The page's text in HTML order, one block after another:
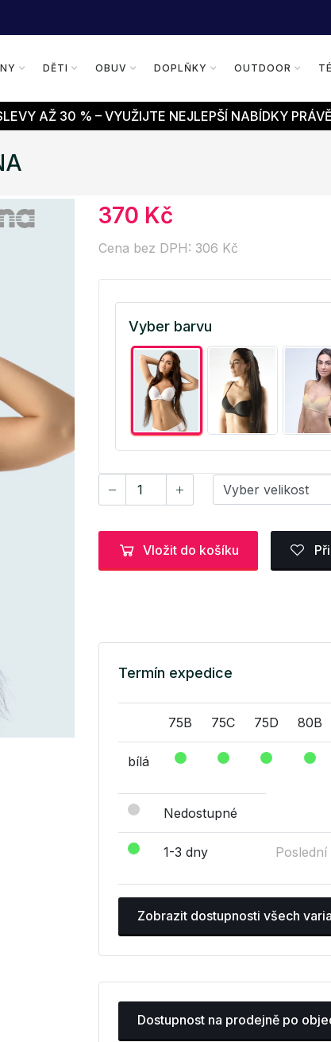
DĚTI OBUV DOPLŇKY OUTDOOR
AŽ 30 % – VYUŽIJTE NEJLEPŠÍ NABÍDKY
370 Kč
Cena bez DPH: 306 Kč
Vyber barvu
Vložit do košíku
Termín expedice
75B 75C 75D 80B
bílá
Nedostupné
1-3 dny
Zobrazit dostupnosti všech
Dostupnost na prodejně po